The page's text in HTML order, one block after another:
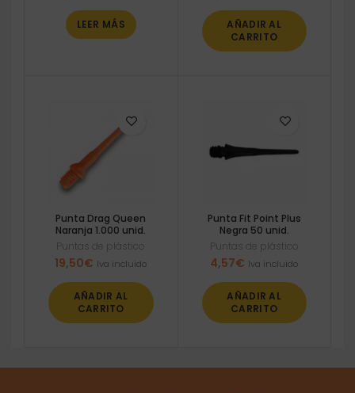
LEER MÁS
AÑADIR AL
CARRITO
Punta Drag Queen
Naranja 1.000 unid.
Puntas de plástico
19,50€ Iva incluido
AÑADIR AL
CARRITO
Punta Fit Point Plus
Negra 50 unid.
Puntas de plástico
4,57€ Iva incluido
AÑADIR AL
CARRITO